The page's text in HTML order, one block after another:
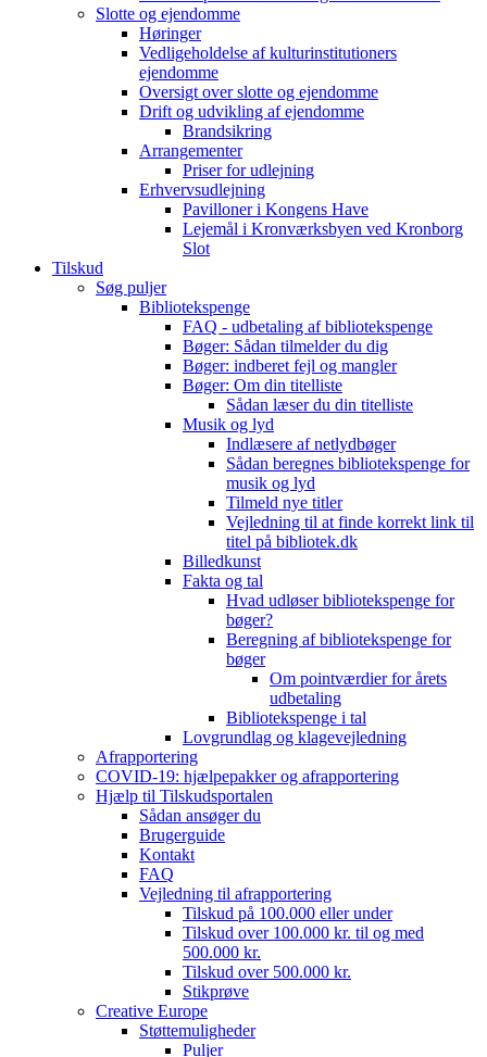
Slotte og ejendomme
Høringer
Vedligeholdelse af kulturinstitutioners
ejendomme
Oversigt over slotte og ejendomme
Drift og udvikling af ejendomme
Brandsikring
Arrangementer
Priser for udlejning
Erhvervsudlejning
Pavilloner i Kongens Have
Lejemål i Kronværksbyen ved Kronborg
Slot
Tilskud
Søg puljer
Bibliotekspenge
FAQ - udbetaling af bibliotekspenge
Bøger: Sådan tilmelder du dig
Bøger: indberet fejl og mangler
Bøger: Om din titelliste
Sådan læser du din titelliste
Musik og lyd
Indlæsere af netlydbøger
Sådan beregnes bibliotekspenge for
musik og lyd
Tilmeld nye titler
Vejledning til at finde korrekt link til
titel på bibliotek.dk
Billedkunst
Fakta og tal
Hvad udløser bibliotekspenge for
bøger?
Beregning af bibliotekspenge for
bøger
Om pointværdier for årets
udbetaling
Bibliotekspenge i tal
Lovgrundlag og klagevejledning
Afrapportering
COVID-19: hjælpepakker og afrapportering
Hjælp til Tilskudsportalen
Sådan ansøger du
Brugerguide
Kontakt
FAQ
Vejledning til afrapportering
Tilskud på 100.000 eller under
Tilskud over 100.000 kr. til og med
500.000 kr.
Tilskud over 500.000 kr.
Stikprøve
Creative Europe
Støttemuligheder
Puljer